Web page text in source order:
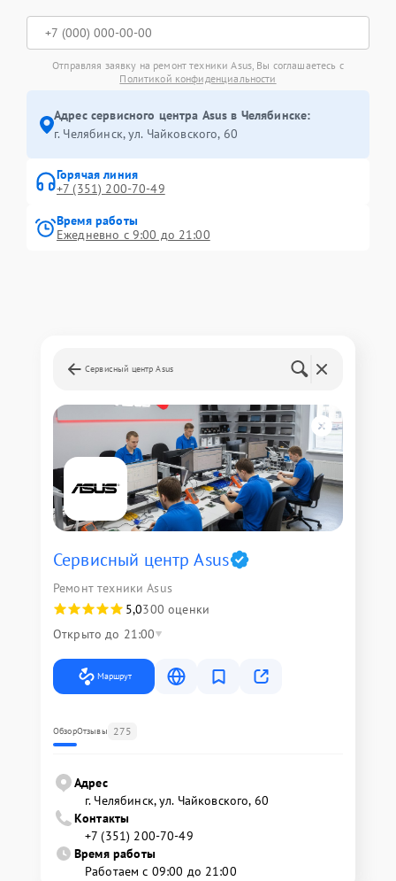
Отправляя заявку на ремонт техники Asus, Вы соглашаетесь с
Политикой конфиденциальности
Адрес сервисного центра Asus в Челябинске:
г. Челябинск, ул. Чайковского, 60
Горячая линия
+7 (351) 200-70-49
Время работы
Ежедневно с 9:00 до 21:00
Сервисный центр Asus
Сервисный центр Asus
Ремонт техники Asus
5,0300 оценки
Открыто до 21:00
Маршрут
ОбзорОтзывы 275
Адрес
г. Челябинск, ул. Чайковского, 60
Контакты
+7 (351) 200-70-49
Время работы
Работаем с 09:00 до 21:00